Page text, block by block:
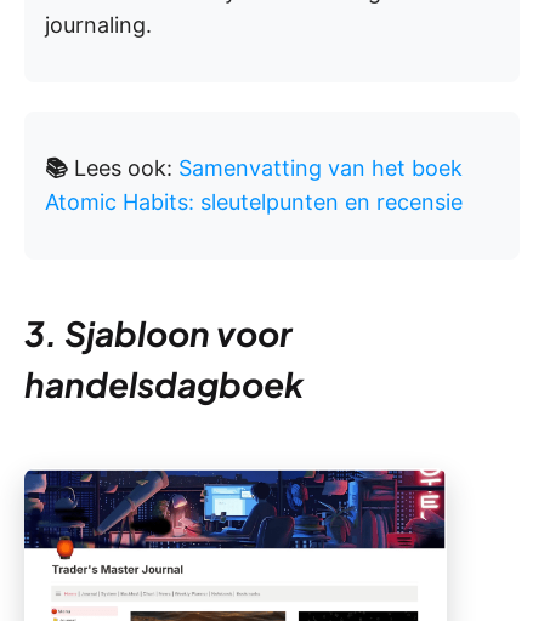
journaling.
📚 Lees ook: Samenvatting van het boek
Atomic Habits: sleutelpunten en recensie
3. Sjabloon voor
handelsdagboek